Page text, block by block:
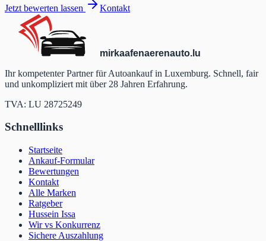
Jetzt bewerten lassen Kontakt
mirkaafenaerenauto.lu
Ihr kompetenter Partner für Autoankauf in Luxemburg. Schnell, fair
und unkompliziert mit über 28 Jahren Erfahrung.
TVA: LU 28725249
Schnelllinks
Startseite
Ankauf-Formular
Bewertungen
Kontakt
Alle Marken
Ratgeber
Hussein Issa
Wir vs Konkurrenz
Sichere Auszahlung